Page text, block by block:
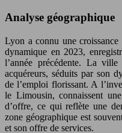
Analyse géographique
Lyon a connu une
dynamique en 2023,
l’année précédente. La
acquéreurs, séduits par son
de l’emploi florissant. A
le Limousin, connaissent
d’offre, ce qui reflète une
zone géographique est
et son offre de services.